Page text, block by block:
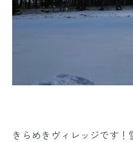
きらめきヴィレッジです